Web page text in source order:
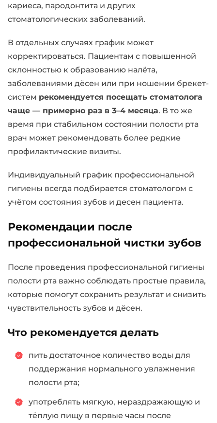
кариеса, пародонтита и других
стоматологических заболеваний.
В отдельных случаях график может
корректироваться. Пациентам с повышенной
склонностью к образованию налёта,
заболеваниями дёсен или при ношении брекет-
систем рекомендуется посещать стоматолога
чаще — примерно раз в 3–4 месяца. В то же
время при стабильном состоянии полости рта
врач может рекомендовать более редкие
профилактические визиты.
Индивидуальный график профессиональной
гигиены всегда подбирается стоматологом с
учётом состояния зубов и десен пациента.
Рекомендации после
профессиональной чистки зубов
После проведения профессиональной гигиены
полости рта важно соблюдать простые правила,
которые помогут сохранить результат и снизить
чувствительность зубов и дёсен.
Что рекомендуется делать
пить достаточное количество воды для
поддержания нормального увлажнения
полости рта;
употреблять мягкую, нераздражающую и
тёплую пищу в первые часы после